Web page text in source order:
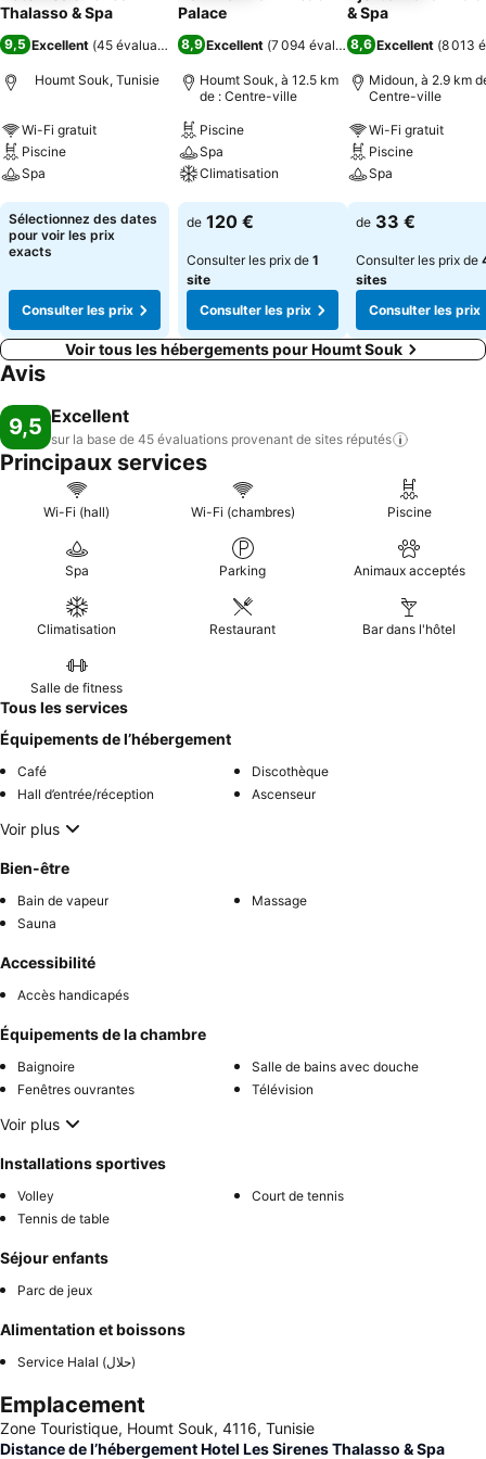
Thalasso & Spa
9,5 Excellent (45 évaluations)
Houmt Souk, Tunisie
Wi-Fi gratuit
Piscine
Spa
Consulter les prix
Sélectionnez des dates
pour voir les prix
exacts
Consulter les prix
Palace
8,9 Excellent (7 094 évaluations)
Houmt Souk, à 12.5 km
de : Centre-ville
Piscine
Spa
Climatisation
Consulter les prix
de 120 €
Consulter les prix de 1
site
Consulter les prix
& Spa
8,6 Excellent (8 013
Midoun, à 2.9 km
Centre-ville
Wi-Fi gratuit
Piscine
Spa
Consulter les
de 33 €
Consulter les prix de
sites
Consulter les prix
Voir tous les hébergements pour Houmt Souk
Avis
9,5 Excellent
sur la base de 45 évaluations provenant de sites réputés
Principaux services
Wi-Fi (hall) Wi-Fi (chambres) Piscine
Spa Parking Animaux acceptés
Climatisation Restaurant Bar dans l'hôtel
Salle de fitness
Tous les services
Équipements de l’hébergement
Café
Discothèque
Hall d’entrée/réception
Ascenseur
Voir plus
Bien-être
Bain de vapeur
Massage
Sauna
Accessibilité
Accès handicapés
Équipements de la chambre
Baignoire
Salle de bains avec douche
Fenêtres ouvrantes
Télévision
Voir plus
Installations sportives
Volley
Court de tennis
Tennis de table
Séjour enfants
Parc de jeux
Alimentation et boissons
Service Halal (حلال)
Emplacement
Zone Touristique, Houmt Souk, 4116, Tunisie
Distance de l’hébergement Hotel Les Sirenes Thalasso & Spa